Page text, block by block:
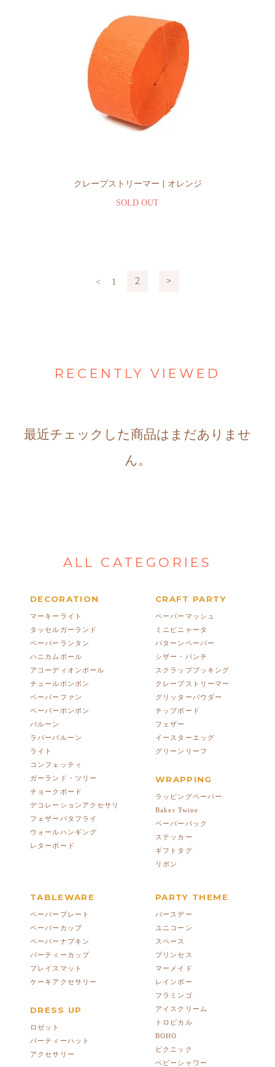
クレープストリーマー | オレンジ
SOLD OUT
< 1 2 >
RECENTLY VIEWED
最近チェックした商品はまだありませ
ん。
ALL CATEGORIES
DECORATION
マーキーライト
タッセルガーランド
ペーパーランタン
ハニカムボール
アコーディオンボール
チュールポンポン
ペーパーファン
ペーパーポンポン
バルーン
ラバーバルーン
ライト
コンフェッティ
ガーランド・ツリー
チョークボード
デコレーションアクセサリ
フェザーバタフライ
ウォールハンギング
レターボード
CRAFT PARTY
ペーパーマッシュ
ミニピニャータ
パターンペーパー
シザー・パンチ
スクラップブッキング
クレープストリーマー
グリッターパウダー
チップボード
フェザー
イースターエッグ
グリーンリーフ
WRAPPING
ラッピングペーパー
Baker Twine
ペーパーバック
ステッカー
ギフトタグ
リボン
TABLEWARE
ペーパープレート
ペーパーカップ
ペーパーナプキン
パーティーカップ
プレイスマット
ケーキアクセサリー
DRESS UP
ロゼット
パーティーハット
アクセサリー
PARTY THEME
バースデー
ユニコーン
スペース
プリンセス
マーメイド
レインボー
フラミンゴ
アイスクリーム
トロピカル
BOHO
ピクニック
ベビーシャワー